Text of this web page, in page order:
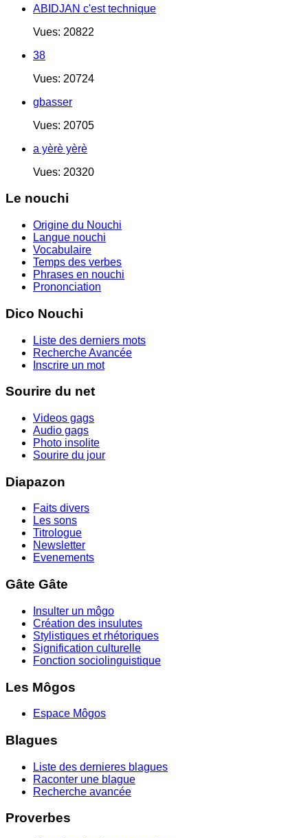
ABIDJAN c'est technique
Vues: 20822
38
Vues: 20724
gbasser
Vues: 20705
a yèrè yèrè
Vues: 20320
Le nouchi
Origine du Nouchi
Langue nouchi
Vocabulaire
Temps des verbes
Phrases en nouchi
Prononciation
Dico Nouchi
Liste des derniers mots
Recherche Avancée
Inscrire un mot
Sourire du net
Videos gags
Audio gags
Photo insolite
Sourire du jour
Diapazon
Faits divers
Les sons
Titrologue
Newsletter
Evenements
Gâte Gâte
Insulter un môgo
Création des insulutes
Stylistiques et rhétoriques
Signification culturelle
Fonction sociolinguistique
Les Môgos
Espace Môgos
Blagues
Liste des dernieres blagues
Raconter une blague
Recherche avancée
Proverbes